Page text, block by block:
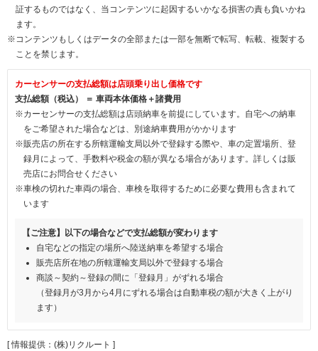
証するものではなく、当コンテンツに起因するいかなる損害の責も負いかね
ます。
※コンテンツもしくはデータの全部または一部を無断で転写、転載、複製する
ことを禁じます。
カーセンサーの支払総額は店頭乗り出し価格です
支払総額（税込） ＝ 車両本体価格＋諸費用
※カーセンサーの支払総額は店頭納車を前提にしています。自宅への納車
をご希望された場合などは、別途納車費用がかかります
※販売店の所在する所轄運輸支局以外で登録する際や、車の定置場所、登
録月によって、手数料や税金の額が異なる場合があります。詳しくは販
売店にお問合せください
※車検の切れた車両の場合、車検を取得するために必要な費用も含まれて
います
【ご注意】以下の場合などで支払総額が変わります
自宅などの指定の場所へ陸送納車を希望する場合
販売店所在地の所轄運輸支局以外で登録する場合
商談～契約～登録の間に「登録月」がずれる場合
（登録月が3月から4月にずれる場合は自動車税の額が大きく上がり
ます）
[ 情報提供：(株)リクルート ]